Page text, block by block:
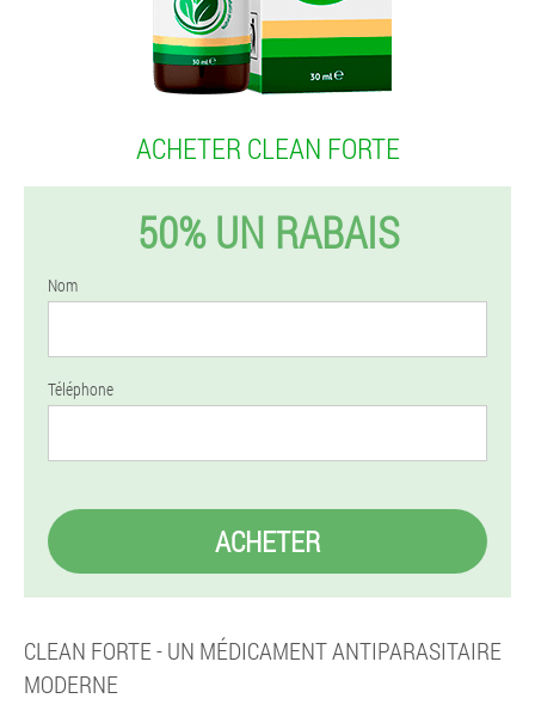
ACHETER CLEAN FORTE
50% UN RABAIS
Nom
Téléphone
ACHETER
CLEAN FORTE - UN MÉDICAMENT ANTIPARASITAIRE
MODERNE